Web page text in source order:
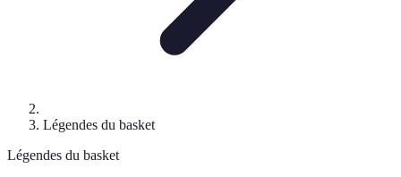
Légendes du basket
Légendes du basket